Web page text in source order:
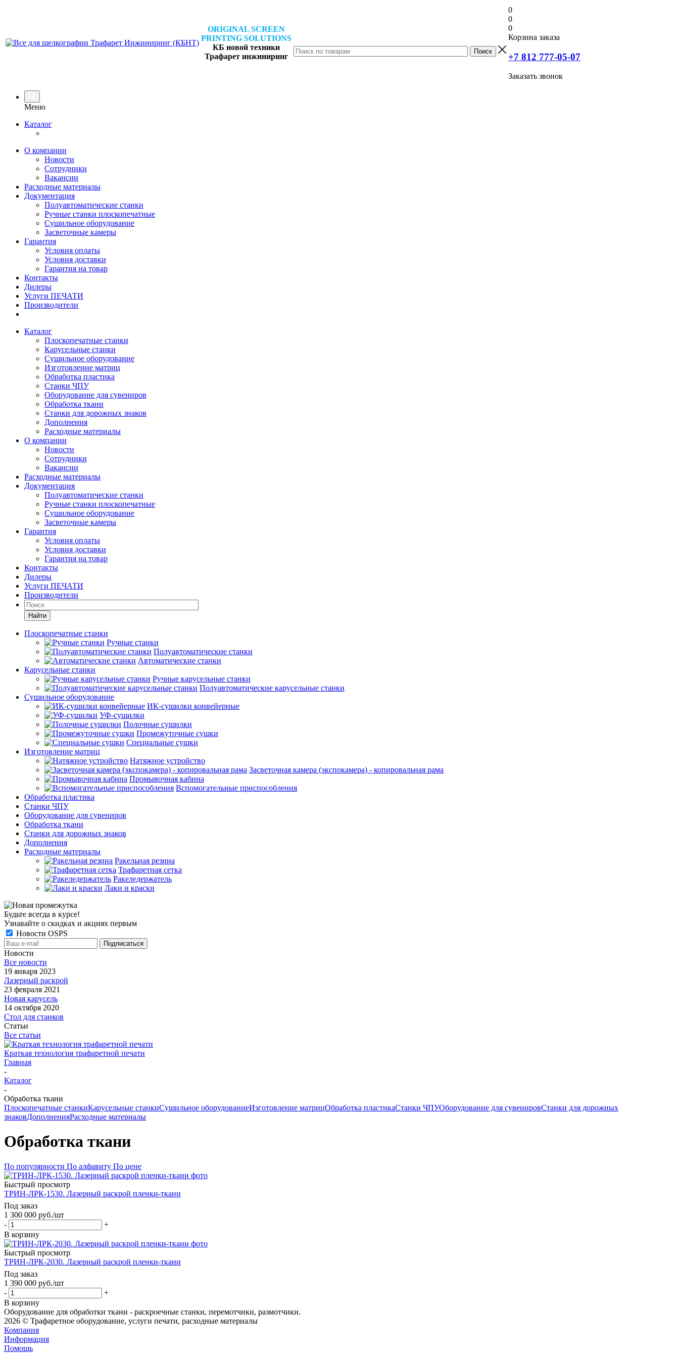
ORIGINAL SCREEN
PRINTING SOLUTIONS
КБ новой техники
Трафарет инжиниринг
0
0
0
Корзина заказа
+7 812 777-05-07
Заказать звонок
Меню
Каталог
О компании
Новости
Сотрудники
Вакансии
Расходные материалы
Документация
Полуавтоматические станки
Ручные станки плоскопечатные
Сушильное оборудование
Засветочные камеры
Гарантия
Условия оплаты
Условия доставки
Гарантия на товар
Контакты
Дилеры
Услуги ПЕЧАТИ
Производители
Каталог
Плоскопечатные станки
Карусельные станки
Сушильное оборудование
Изготовление матриц
Обработка пластика
Станки ЧПУ
Оборудование для сувениров
Обработка ткани
Станки для дорожных знаков
Дополнения
Расходные материалы
О компании
Новости
Сотрудники
Вакансии
Расходные материалы
Документация
Полуавтоматические станки
Ручные станки плоскопечатные
Сушильное оборудование
Засветочные камеры
Гарантия
Условия оплаты
Условия доставки
Гарантия на товар
Контакты
Дилеры
Услуги ПЕЧАТИ
Производители
Найти
Плоскопечатные станки
Ручные станки
Полуавтоматические станки
Автоматические станки
Карусельные станки
Ручные карусельные станки
Полуавтоматические карусельные станки
Сушильное оборудование
ИК-сушилки конвейерные
УФ-сушилки
Полочные сушилки
Промежуточные сушки
Специальные сушки
Изготовление матриц
Натяжное устройство
Засветочная камера (экспокамера) - копировальная рама
Промывочная кабина
Вспомогательные приспособления
Обработка пластика
Станки ЧПУ
Оборудование для сувениров
Обработка ткани
Станки для дорожных знаков
Дополнения
Расходные материалы
Ракельная резина
Трафаретная сетка
Ракеледержатель
Лаки и краски
Будьте всегда в курсе!
Узнавайте о скидках и акциях первым
Новости OSPS
Новости
Все новости
19 января 2023
Лазерный раскрой
23 февраля 2021
Новая карусель
14 октября 2020
Стол для станков
Статьи
Все статьи
Краткая технология трафаретной печати
Главная
-
Каталог
-
Обработка ткани
Плоскопечатные станкиКарусельные станкиСушильное оборудованиеИзготовление матрицОбработка пластикаСтанки ЧПУОборудование для сувенировСтанки для дорожных
знаковДополненияРасходные материалы
Обработка ткани
По популярности По алфавиту По цене
Быстрый просмотр
ТРИН-ЛРК-1530. Лазерный раскрой пленки-ткани
Под заказ
1 300 000 руб./шт
-
+
В корзину
Быстрый просмотр
ТРИН-ЛРК-2030. Лазерный раскрой пленки-ткани
Под заказ
1 390 000 руб./шт
-
+
В корзину
Оборудование для обработки ткани - раскроечные станки, перемотчики, размотчики.
2026 © Трафаретное оборудование, услуги печати, расходные материалы
Компания
Информация
Помощь